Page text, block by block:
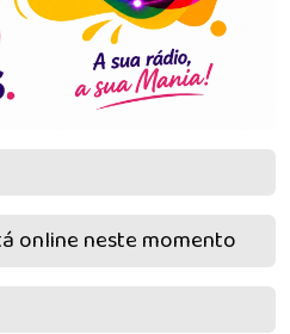
online neste momento